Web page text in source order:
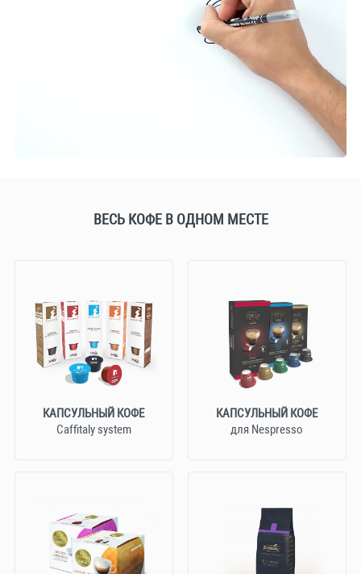
ВЕСЬ КОФЕ В ОДНОМ МЕСТЕ
КАПСУЛЬНЫЙ КОФЕ
Caffitaly system
КАПСУЛЬНЫЙ КОФЕ
для Nespresso